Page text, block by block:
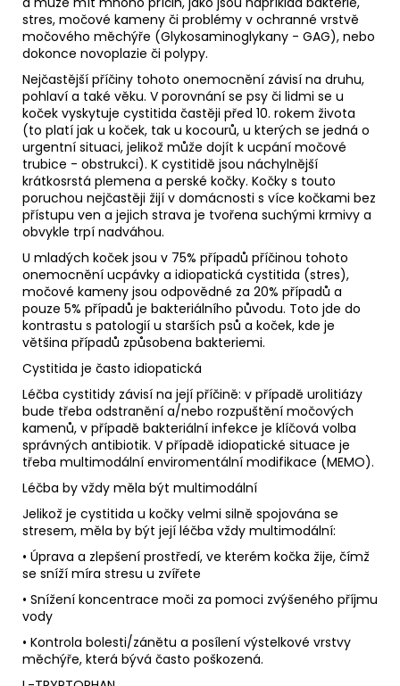
stres, močové kameny či problémy v ochranné vrstvě
močového měchýře (Glykosaminoglykany - GAG), nebo
dokonce novoplazie či polypy.
Nejčastější příčiny tohoto onemocnění závisí na druhu,
pohlaví a také věku. V porovnání se psy či lidmi se u
koček vyskytuje cystitida častěji před 10. rokem života
(to platí jak u koček, tak u kocourů, u kterých se jedná o
urgentní situaci, jelikož může dojít k ucpání močové
trubice - obstrukci). K cystitidě jsou náchylnější
krátkosrstá plemena a perské kočky. Kočky s touto
poruchou nejčastěji žijí v domácnosti s více kočkami bez
přístupu ven a jejich strava je tvořena suchými krmivy a
obvykle trpí nadváhou.
U mladých koček jsou v 75% případů příčinou tohoto
onemocnění ucpávky a idiopatická cystitida (stres),
močové kameny jsou odpovědné za 20% případů a
pouze 5% případů je bakteriálního původu. Toto jde do
kontrastu s patologií u starších psů a koček, kde je
většina případů způsobena bakteriemi.
Cystitida je často idiopatická
Léčba cystitidy závisí na její příčině: v případě urolitiázy
bude třeba odstranění a/nebo rozpuštění močových
kamenů, v případě bakteriální infekce je klíčová volba
správných antibiotik. V případě idiopatické situace je
třeba multimodální enviromentální modifikace (MEMO).
Léčba by vždy měla být multimodální
Jelikož je cystitida u kočky velmi silně spojována se
stresem, měla by být její léčba vždy multimodální:
• Úprava a zlepšení prostředí, ve kterém kočka žije, čímž
se sníží míra stresu u zvířete
• Snížení koncentrace moči za pomoci zvýšeného příjmu
vody
• Kontrola bolesti/zánětu a posílení výstelkové vrstvy
měchýře, která bývá často poškozená.